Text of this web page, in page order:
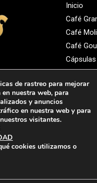
Inicio
Café
Café
Café
Cápsulas
de rastreo para mejorar
nuestra web, para
y anuncios
en nuestra web y para
visitantes.
cookies utilizamos o